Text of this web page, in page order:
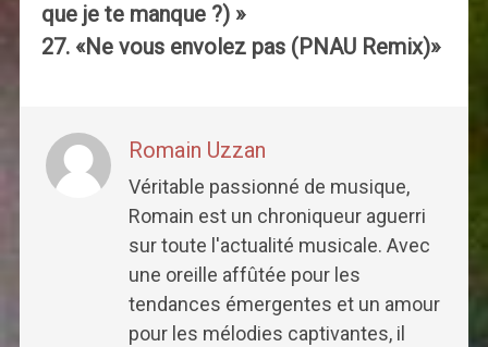
que je te manque ?) »
27. «Ne vous envolez pas (PNAU Remix)»
Romain Uzzan
Véritable passionné de musique,
Romain est un chroniqueur aguerri
sur toute l'actualité musicale. Avec
une oreille affûtée pour les
tendances émergentes et un amour
pour les mélodies captivantes, il